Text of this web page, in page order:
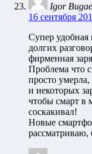
Igor
16 сентября
Супер удобная
долгих
фирменная
Проблема что
просто
и некоторых
чтобы смарт в
соскакивал!
Новые
рассматриваю,